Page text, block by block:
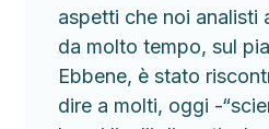
aspetti che noi analisti
da molto tempo, sul
Ebbene, è stato
dire a molti, oggi -